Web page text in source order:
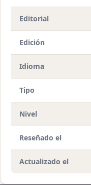
Editorial
Edición
Idioma
Tipo
Nivel
Reseñado el
Actualizado el